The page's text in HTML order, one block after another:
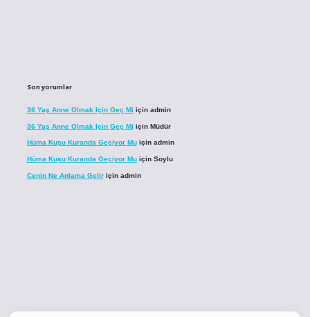
Son yorumlar
36 Yaş Anne Olmak Için Geç Mi için admin
36 Yaş Anne Olmak Için Geç Mi için Müdür
Hüma Kuşu Kuranda Geçiyor Muiçin admin
Hüma Kuşu Kuranda Geçiyor Muiçin Soylu
Cenin Ne Anlama Geliriçin admin